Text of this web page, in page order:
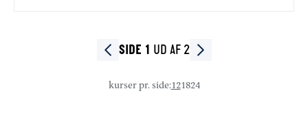
SIDE 1 UD AF 2
kurser pr. side:121824